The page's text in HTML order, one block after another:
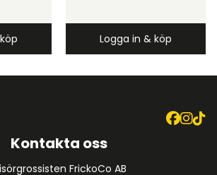
Logga in & köp
Kontakta oss
FrickoCo AB